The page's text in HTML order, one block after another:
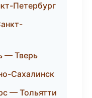
Петербург
— Тверь
Сахалинск
— Тольятти